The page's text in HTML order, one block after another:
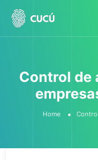
Control de
Home